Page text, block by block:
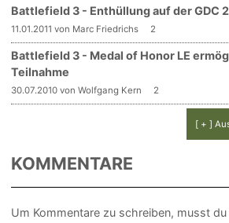
Battlefield 3 - Enthüllung auf der GDC
11.01.2011 von Marc Friedrichs 2
Battlefield 3 - Medal of Honor LE
Teilnahme
30.07.2010 von Wolfgang Kern 2
[ + ]
KOMMENTARE
Um Kommentare zu schreiben, musst